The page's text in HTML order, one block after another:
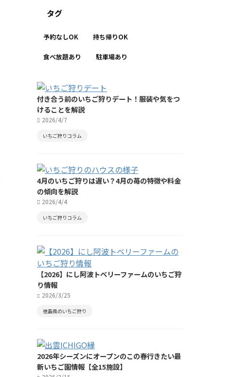
タグ
予約なしOK 持ち帰りOK
食べ放題あり 駐車場あり
付き合う前のいちご狩りデート！服装や気をつ
けることを解説
2026/4/7
いちご狩りコラム
4月のいちご狩りは遅い？4月の苺の特徴や料金
の傾向を解説
2026/4/4
いちご狩りコラム
【2026】にし阿波トベリーファームのいちご狩
り情報
2026/3/25
徳島県のいちご狩り
2026年シーズンにオープンのこの春行きたい最
新いちご園情報【全15施設】